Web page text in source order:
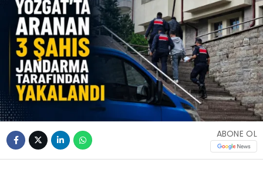
ABONE OL